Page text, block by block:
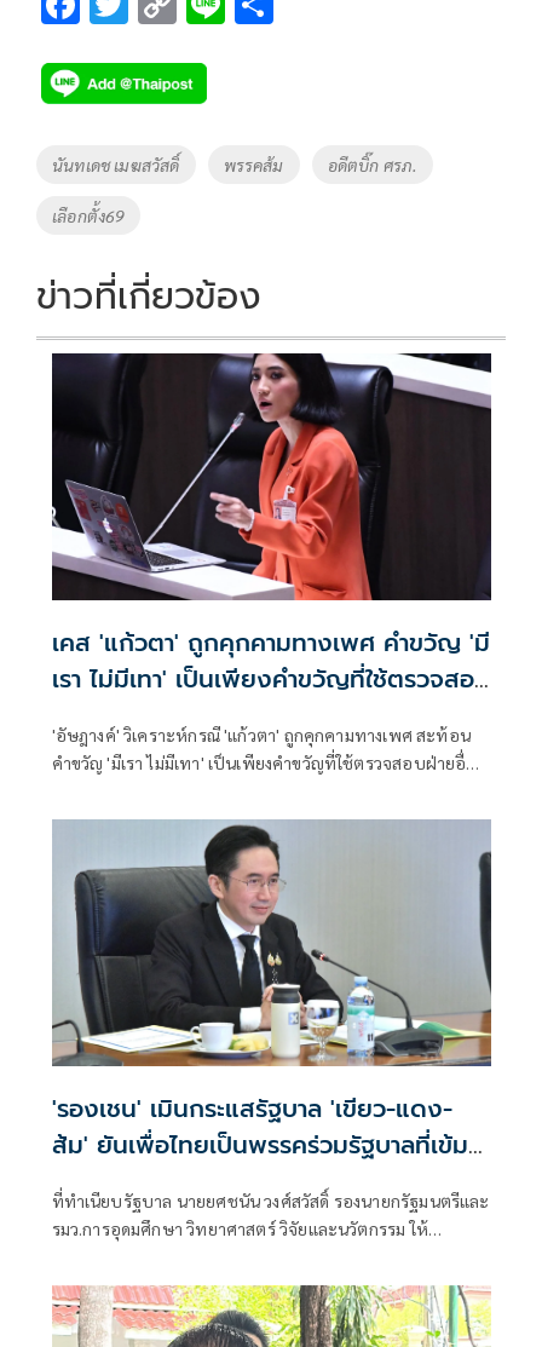
e
b
o
o
k
tt
er
p
y
Li
Tags
นันทเดช เมฆสวัสดิ์ พรรคส้ม อดีตบิ๊ก ศรภ.
เลือกตั้ง69
ข่าวที่เกี่ยวข้อง
เคส 'แก้วตา' ถูกคุกคามทางเพศ คำขวัญ 'มี
เรา ไม่มีเทา' เป็นเพียงคำขวัญที่ใช้ตรวจสอบ
'อัษฎางค์' วิเคราะห์กรณี 'แก้วตา' ถูกคุกคามทางเพศ สะท้อน
คำขวัญ 'มีเรา ไม่มีเทา' เป็นเพียงคำขวัญที่ใช้ตรวจสอบฝ่ายอื่น
ซ้ำในหลายรูปแบบ ตั้งแต่เรื่อง ทางเพศ ยาเสพติด การพนัน ข้อ
กล่าวหาทางการเงิน พรรคย่อมไม่อาจอธิบายทุกกรณีว่าเป็น
ความผิดส่วนบุคคลได้อีกต่อไป
'รองเชน' เมินกระแสรัฐบาล 'เขียว-แดง-
ส้ม' ยันเพื่อไทยเป็นพรรคร่วมรัฐบาลที่เข้ม
แข็ง
ที่ทำเนียบรัฐบาล นายยศชนัน วงศ์สวัสดิ์ รองนายกรัฐมนตรีและ
รมว.การอุดมศึกษา วิทยาศาสตร์ วิจัยและนวัตกรรม ให้